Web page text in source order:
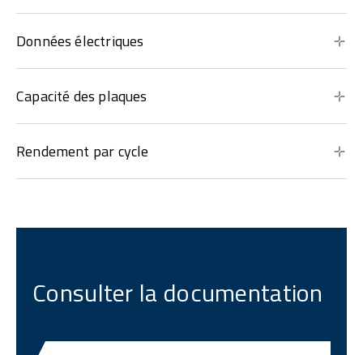
Données électriques
Capacité des plaques
Rendement par cycle
Consulter la documentation